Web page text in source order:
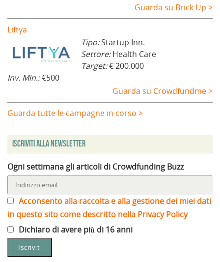
Guarda su Brick Up >
Liftya
Tipo:Startup Inn.
Settore:Health Care
Target:€ 200.000
Inv. Min.:€500
Guarda su Crowdfundme >
Guarda tutte le campagne in corso >
Iscriviti alla Newsletter
Ogni settimana gli articoli di Crowdfunding Buzz
Acconsento alla raccolta e alla gestione dei miei dati
in questo sito come descritto nella Privacy Policy
Dichiaro di avere più di 16 anni